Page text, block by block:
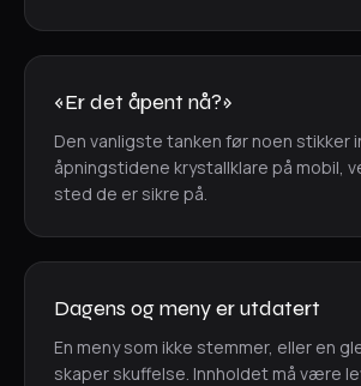
«Er det åpent nå?»
Den vanligste tanken før noen stikker
åpningstidene krystallklare på mobil,
sted de er sikre på.
Dagens og meny er utdatert
En meny som ikke stemmer, eller en
skaper skuffelse. Innholdet må være